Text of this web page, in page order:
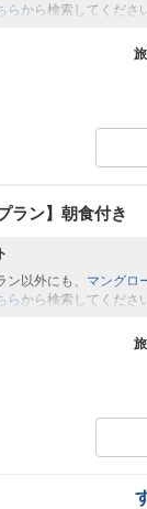
ら から検索してくださ
ラン】朝食付き
以外にも、 マングロ
ら から検索してくださ